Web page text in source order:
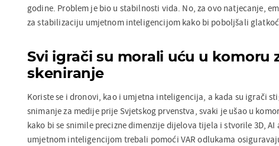
godine. Problem je bio u stabilnosti vida. No, za ovo natjecanje,
za stabilizaciju umjetnom inteligencijom kako bi poboljšali
Svi igrači su morali uću u komoru
skeniranje
Koriste se i dronovi, kao i umjetna inteligencija, a kada su igrači
snimanje za medije prije Svjetskog prvenstva, svaki je ušao u
kako bi se snimile precizne dimenzije dijelova tijela i stvorile 3D, AI
umjetnom inteligencijom trebali pomoći VAR odlukama